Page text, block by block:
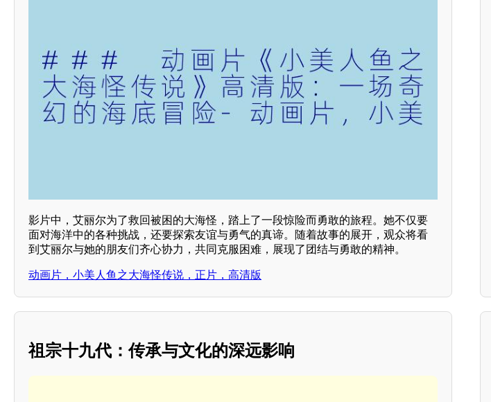
影片中，艾丽尔为了救回被困的大海怪，踏上了一段惊险而勇敢的旅程。她不仅要
面对海洋中的各种挑战，还要探索友谊与勇气的真谛。随着故事的展开，观众将看
到艾丽尔与她的朋友们齐心协力，共同克服困难，展现了团结与勇敢的精神。
动画片，小美人鱼之大海怪传说，正片，高清版
祖宗十九代：传承与文化的深远影响